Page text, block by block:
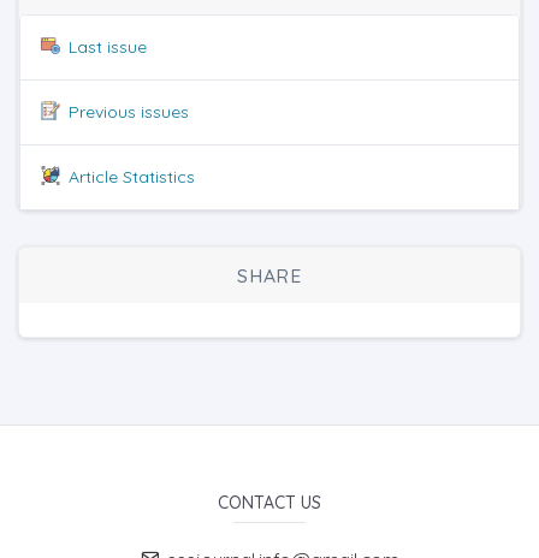
Last issue
Previous issues
Article Statistics
SHARE
CONTACT US